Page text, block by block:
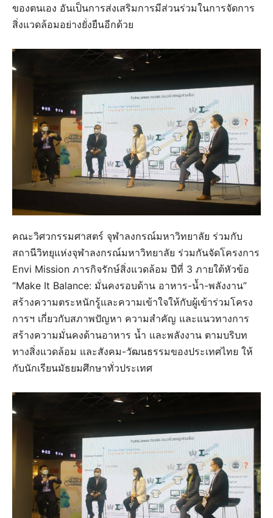
ของตนเอง อันเป็นการส่งเสริมการมีส่วนร่วมในการจัดการ
สิ่งแวดล้อมอย่างยั่งยืนอีกด้วย
คณะวิศวกรรมศาสตร์ จุฬาลงกรณ์มหาวิทยาลัย ร่วมกับ
สถานีวิทยุแห่งจุฬาลงกรณ์มหาวิทยาลัย ร่วมกันจัดโครงการ
Envi Mission ภารกิจรักษ์สิ่งแวดล้อม ปีที่ 3 ภายใต้หัวข้อ
“Make It Balance: มั่นคงรอบด้าน อาหาร-น้ำ-พลังงาน”
สร้างความตระหนักรู้และความเข้าใจให้กับผู้เข้าร่วมโครง
การฯ เกี่ยวกับสภาพปัญหา ความสำคัญ และแนวทางการ
สร้างความมั่นคงด้านอาหาร น้ำ และพลังงาน ตามบริบท
ทางสิ่งแวดล้อม และสังคม-วัฒนธรรมของประเทศไทย ให้
กับนักเรียนมัธยมศึกษาทั่วประเทศ